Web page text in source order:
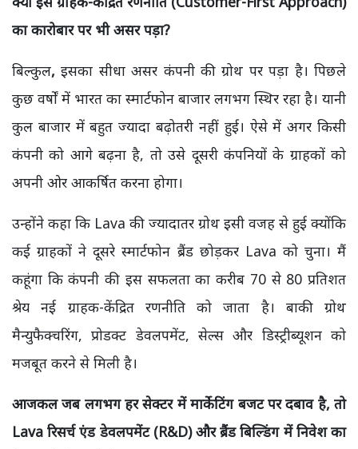
का कारोबार पर भी असर पड़ा?
बिल्कुल,इसका सीधा असर कंपनी की ग्रोथ पर पड़ा है। पिछले
कुछ वर्षों में भारत का स्मार्टफोन बाजार लगभग स्थिर रहा है। यानी
कुल बाजार में बहुत ज्यादा बढ़ोतरी नहीं हुई। ऐसे में अगर किसी
कंपनी को आगे बढ़ना है, तो उसे दूसरी कंपनियों के ग्राहकों को
अपनी ओर आकर्षित करना होगा।
उन्होंने कहा कि Lava की ज्यादातर ग्रोथ इसी वजह से हुई क्योंकि
कई ग्राहकों ने दूसरे स्मार्टफोन ब्रैंड छोड़कर Lava को चुना। मैं
कहूंगा कि कंपनी की इस सफलता का करीब 70 से 80 प्रतिशत
श्रेय नई ग्राहक-केंद्रित रणनीति को जाता है। बाकी ग्रोथ
मैन्युफैक्चरिंग, प्रोडक्ट डेवलपमेंट, सेल्स और डिस्ट्रीब्यूशन को
मजबूत करने से मिली है।
आजकल जब लगभग हर सेक्टर में मार्केटिंग बजट पर दबाव है, तो
Lava रिसर्च एंड डेवलपमेंट (R&D) और ब्रैंड बिल्डिंग में निवेश का